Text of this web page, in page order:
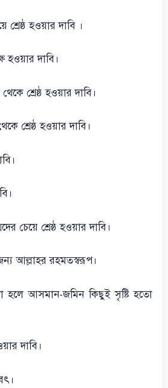
হওয়ার দাবি ।
দাবি।
শ্রেষ্ঠ হওয়ার দাবি।
শ্রেষ্ঠ হওয়ার দাবি।
চেয়ে শ্রেষ্ঠ হওয়ার দাবি।
আল্লাহর রহমতস্বরূপ।
হলে আসমান-জমিন কিছুই সৃষ্টি হতো
দাবি।